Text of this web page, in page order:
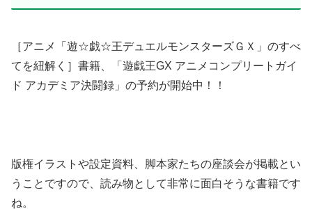
［アニメ「遊☆戯☆王デュエルモンスターズＧＸ」のすべ
てを紐解く］書籍、「遊戯王GX アニメコンプリートガイ
ド アカデミア決闘録」の予約が開始中！！
版権イラストや設定資料、脚本家たちの座談会が掲載とい
うことですので、読み物として非常に面白そうな書籍です
ね。